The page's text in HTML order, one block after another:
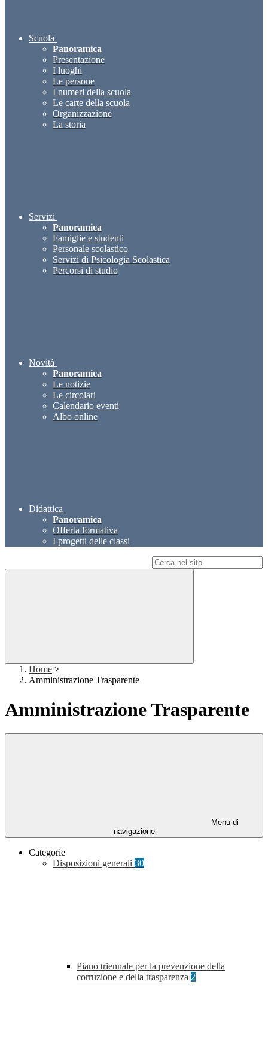
Scuola
Panoramica
Presentazione
I luoghi
Le persone
I numeri della scuola
Le carte della scuola
Organizzazione
La storia
Servizi
Panoramica
Famiglie e studenti
Personale scolastico
Servizi di Psicologia Scolastica
Percorsi di studio
Novità
Panoramica
Le notizie
Le circolari
Calendario eventi
Albo online
Didattica
Panoramica
Offerta formativa
I progetti delle classi
Home >
Amministrazione Trasparente
Amministrazione Trasparente
Menu di
navigazione
Categorie
Disposizioni generali 30
Piano triennale per la prevenzione della
corruzione e della trasparenza 2